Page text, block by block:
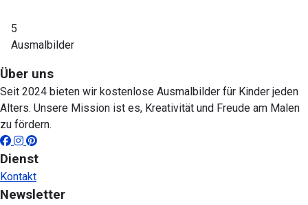
5
Ausmalbilder
Über uns
Seit 2024 bieten wir kostenlose Ausmalbilder für Kinder jeden
Alters. Unsere Mission ist es, Kreativität und Freude am Malen
zu fördern.
Dienst
Kontakt
Newsletter